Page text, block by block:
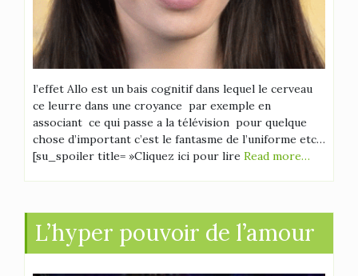
l’effet Allo est un bais cognitif dans lequel le cerveau
ce leurre dans une croyance par exemple en
associant ce qui passe a la télévision pour quelque
chose d’important c’est le fantasme de l’uniforme etc…
[su_spoiler title= »Cliquez ici pour lire Read more…
L’hyper pouvoir de l’amour